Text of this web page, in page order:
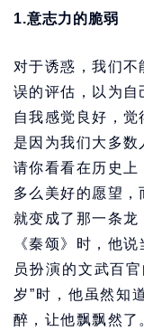
1.意志力的脆弱
对于诱惑，我们
误的评估，以为自
自我感觉良好，
是因为我们大多数
请你看看在历史上
多么美好的愿望
就变成了那一条
《秦颂》时，他
员扮演的文武百
岁”时，他虽然知
醉，让他飘飘然了